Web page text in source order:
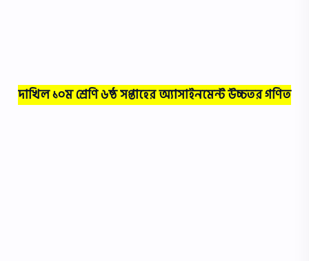
দাখিল ১০ম শ্রেণি ৬ষ্ঠ সপ্তাহের অ্যাসাইনমেন্ট উচ্চতর গণিত